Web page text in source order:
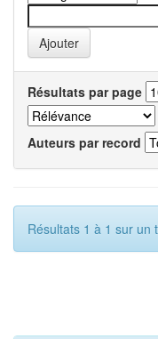
Résultats par page
Auteurs par record
Résultats 1 à 1 sur un